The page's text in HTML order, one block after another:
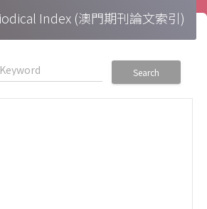
Index (澳門期刊論文索引)
Search